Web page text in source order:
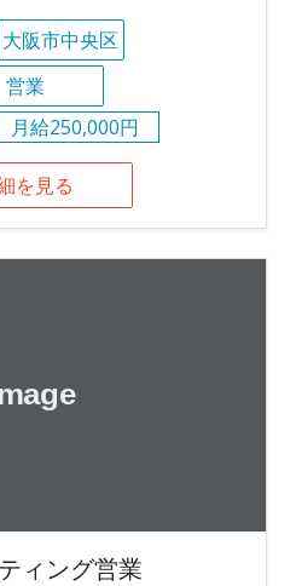
大阪市中央区
営業
月給250,000円
を見る
ィング営業